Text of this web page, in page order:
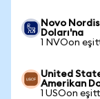
Novo
Doları'na
1 NVOon
United
Amerikan
1 USOon